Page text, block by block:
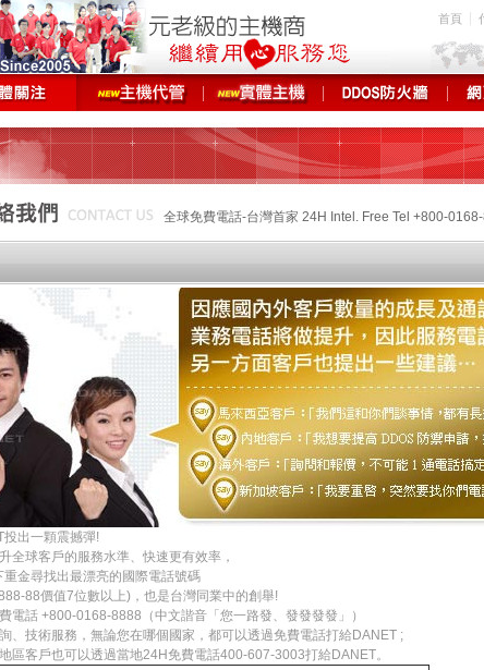
首頁
全球免費電話-台灣首家 24H Intel. Free Tel +800-
費客服 24H Intel. Free Tel +800-0168-
投出一顆震撼彈!
全球客戶的服務水準、快速更有效率，
重金尋找出最漂亮的國際電話號碼
88價值7位數以上)，也是台灣同業中的創舉!
電話 +800-0168-8888（中文諧音「您一路發、發發發發」）
、技術服務，無論您在哪個國家，都可以透過免費電話打給DANET ;
區客戶也可以透過當地24H免費電話400-607-3003打給DANET。